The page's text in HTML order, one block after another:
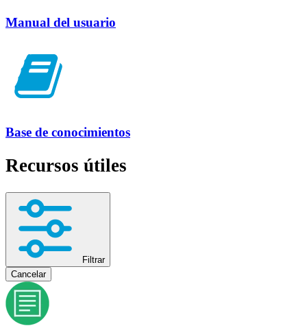
Manual del usuario
Base de conocimientos
Recursos útiles
Filtrar
Cancelar